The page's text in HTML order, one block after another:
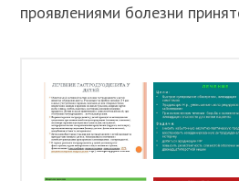
проявлениями болезни